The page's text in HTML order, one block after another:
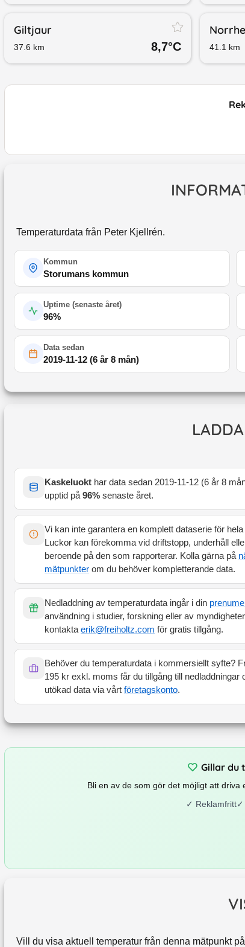
Giltjaur
37.6 km 8,7°C 41.1 km
Temperaturdata från Peter Kjellrén.
Kommun
Storumans kommun
Uptime (senaste året)
96%
Data sedan
2019-11-12 (6 år 8 mån)
Kaskeluokt har data sedan 2019-11-12 (6 år 8
upptid på 96% senaste året.
Vi kan inte garantera en komplett dataserie för hela
Luckor kan förekomma vid driftstopp, underhåll
beroende på den som rapporterar. Kolla gärna på
mätpunkter om du behöver kompletterande data.
Nedladdning av temperaturdata ingår i din
användning i studier, forskning eller av
kontakta erik@freiholtz.com för gratis tillgång.
Behöver du temperaturdata i kommersiellt syfte?
195 kr exkl. moms får du tillgång till nedladdningar
utökad data via vårt företagskonto.
Gillar du
Bli en av de som gör det möjligt att
✓ Reklamfritt✓
Vill du visa aktuell temperatur från denna mätpunkt